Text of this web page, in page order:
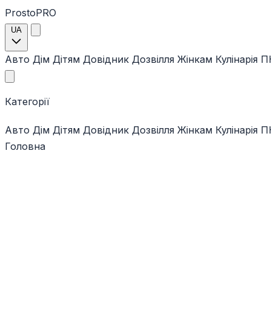
ProstoPRO
UA
Авто Дім Дітям Довідник Дозвілля Жінкам Кулінарія
Категорії
Авто Дім Дітям Довідник Дозвілля Жінкам Кулінарія
Головна